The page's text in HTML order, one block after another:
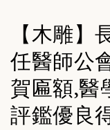
【木雕】
任醫師公
賀匾額,醫
評鑑優良